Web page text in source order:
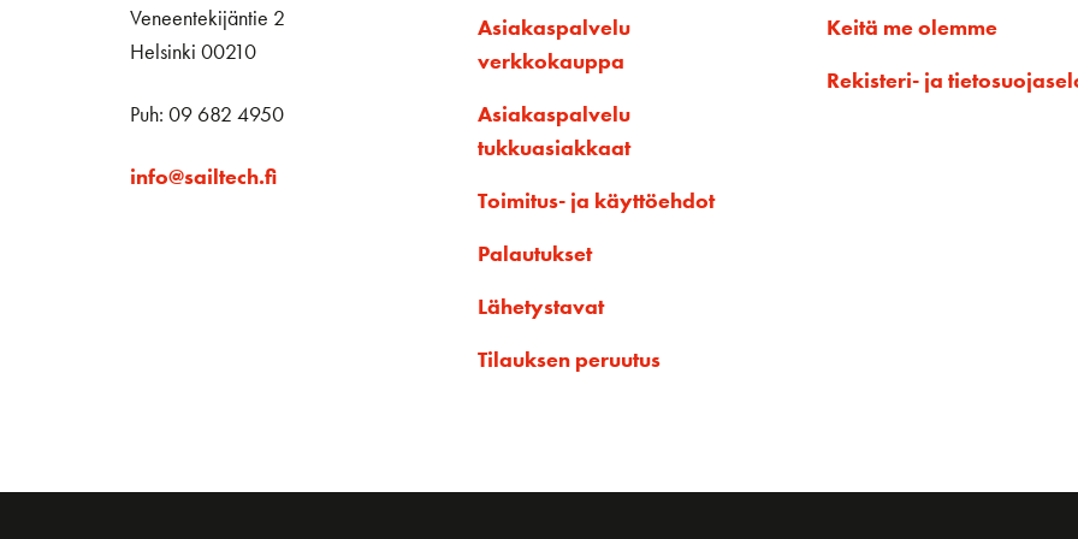
Veneentekijäntie 2
Helsinki 00210
Puh: 09 682 4950
info@sailtech.fi
Asiakaspalvelu
verkkokauppa
Asiakaspalvelu
tukkuasiakkaat
Toimitus- ja käyttöehdot
Palautukset
Lähetystavat
Tilauksen peruutus
Keitä me olemme
Rekisteri- ja